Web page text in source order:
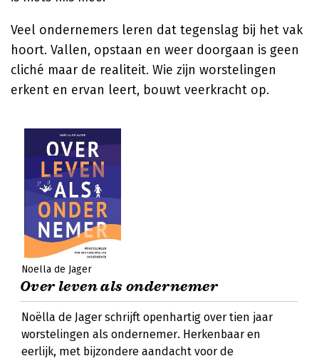
Veel ondernemers leren dat tegenslag bij het vak
hoort. Vallen, opstaan en weer doorgaan is geen
cliché maar de realiteit. Wie zijn worstelingen
erkent en ervan leert, bouwt veerkracht op.
Noëlla de Jager
Over leven als ondernemer
Noëlla de Jager schrijft openhartig over tien jaar
worstelingen als ondernemer. Herkenbaar en
eerlijk, met bijzondere aandacht voor de